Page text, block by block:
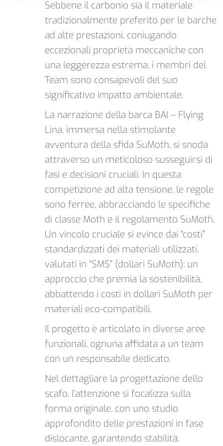
Sebbene il carbonio sia il materiale
tradizionalmente preferito per le barche
ad alte prestazioni, coniugando
eccezionali proprietà meccaniche con
una leggerezza estrema, i membri del
Team sono consapevoli del suo
significativo impatto ambientale.
La narrazione della barca BAI – Flying
Lina, immersa nella stimolante
avventura della sfida SuMoth, si snoda
attraverso un meticoloso susseguirsi di
fasi e decisioni cruciali. In questa
competizione ad alta tensione, le regole
sono ferree, abbracciando le specifiche
di classe Moth e il regolamento SuMoth.
Un vincolo cruciale si evince dai “costi”
standardizzati dei materiali utilizzati,
valutati in “SM$” (dollari SuMoth): un
approccio che premia la sostenibilità,
abbattendo i costi in dollari SuMoth per
materiali eco-compatibili.
Il progetto è articolato in diverse aree
funzionali, ognuna affidata a un team
con un responsabile dedicato.
Nel dettagliare la progettazione dello
scafo, l’attenzione si focalizza sulla
forma originale, con uno studio
approfondito delle prestazioni in fase
dislocante, garantendo stabilità,